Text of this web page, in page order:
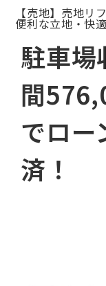
【売地】売地リ
便利な立地・快
駐車場
間
でロー
済！